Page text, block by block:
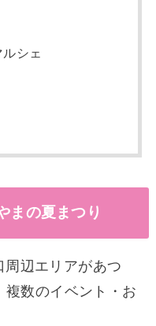
シェ
まの夏まつり
辺エリアがあつ
複数のイベント・お